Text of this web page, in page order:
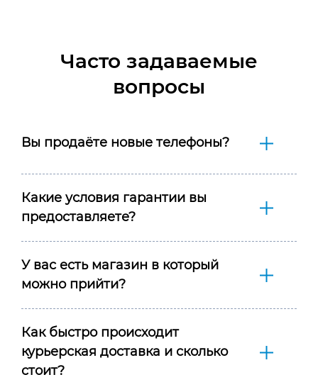
Часто задаваемые
вопросы
Вы продаёте новые телефоны?
Какие условия гарантии вы
предоставляете?
У вас есть магазин в который
можно прийти?
Как быстро происходит
курьерская доставка и сколько
стоит?